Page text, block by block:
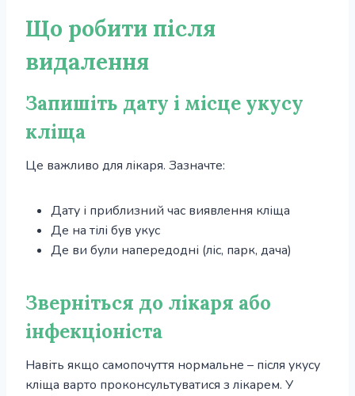
Що робити після
видалення
Запишіть дату і місце укусу
кліща
Це важливо для лікаря. Зазначте:
Дату і приблизний час виявлення кліща
Де на тілі був укус
Де ви були напередодні (ліс, парк, дача)
Зверніться до лікаря або
інфекціоніста
Навіть якщо самопочуття нормальне – після укусу
кліща варто проконсультуватися з лікарем. У